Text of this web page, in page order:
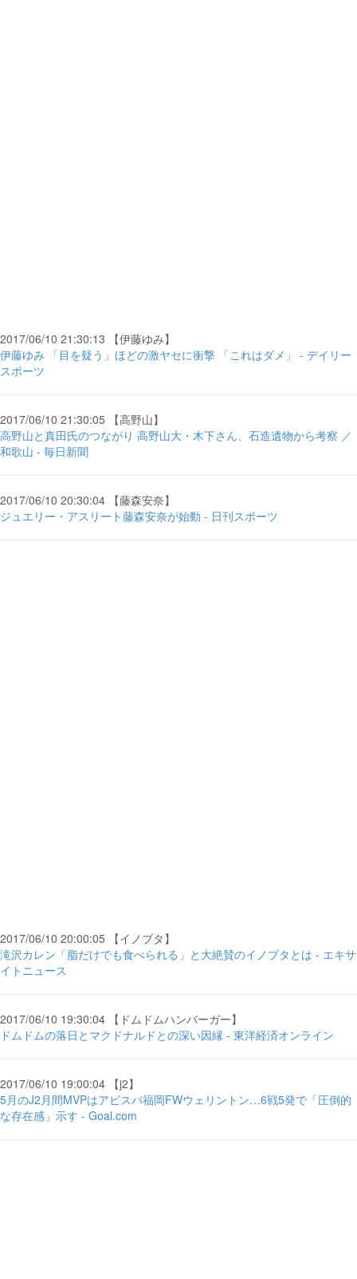
2017/06/10 21:30:13 【伊藤ゆみ】
伊藤ゆみ 「目を疑う」ほどの激ヤセに衝撃 「これはダメ」 - デイリー
スポーツ
2017/06/10 21:30:05 【高野山】
高野山と真田氏のつながり 高野山大・木下さん、石造遺物から考察 ／
和歌山 - 毎日新聞
2017/06/10 20:30:04 【藤森安奈】
ジュエリー・アスリート藤森安奈が始動 - 日刊スポーツ
2017/06/10 20:00:05 【イノブタ】
滝沢カレン「脂だけでも食べられる」と大絶賛のイノブタとは - エキサ
イトニュース
2017/06/10 19:30:04 【ドムドムハンバーガー】
ドムドムの落日とマクドナルドとの深い因縁 - 東洋経済オンライン
2017/06/10 19:00:04 【j2】
5月のJ2月間MVPはアビスパ福岡FWウェリントン…6戦5発で「圧倒的
な存在感」示す - Goal.com